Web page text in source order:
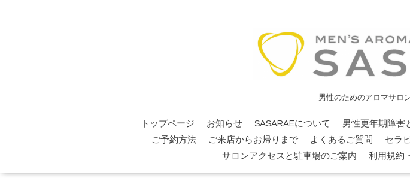
男性のためのアロマサロ
トップページ お知らせ SASARAEについて 男性更年期障害
ご予約方法
ご来店からお帰りまで よくあるご質問 セラ
サロンアクセスと駐車場のご案内
利用規約